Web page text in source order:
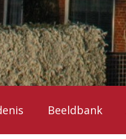
Beeldbank